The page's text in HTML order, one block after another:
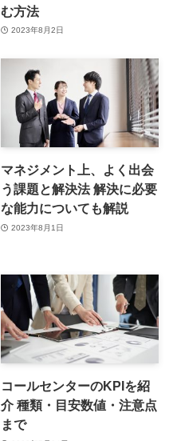
む方法
2023年8月2日
マネジメント上、よく出会
う課題と解決法 解決に必要
な能力についても解説
2023年8月1日
コールセンターのKPIを紹
介 種類・目安数値・注意点
まで